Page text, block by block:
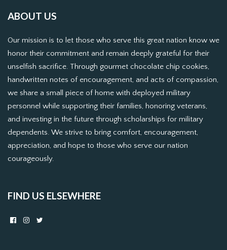
ABOUT US
Our mission is to let those who serve this great nation know we
honor their commitment and remain deeply grateful for their
unselfish sacrifice. Through gourmet chocolate chip cookies,
handwritten notes of encouragement, and acts of compassion,
we share a small piece of home with deployed military
personnel while supporting their families, honoring veterans,
and investing in the future through scholarships for military
dependents. We strive to bring comfort, encouragement,
appreciation, and hope to those who serve our nation
courageously.
FIND US ELSEWHERE